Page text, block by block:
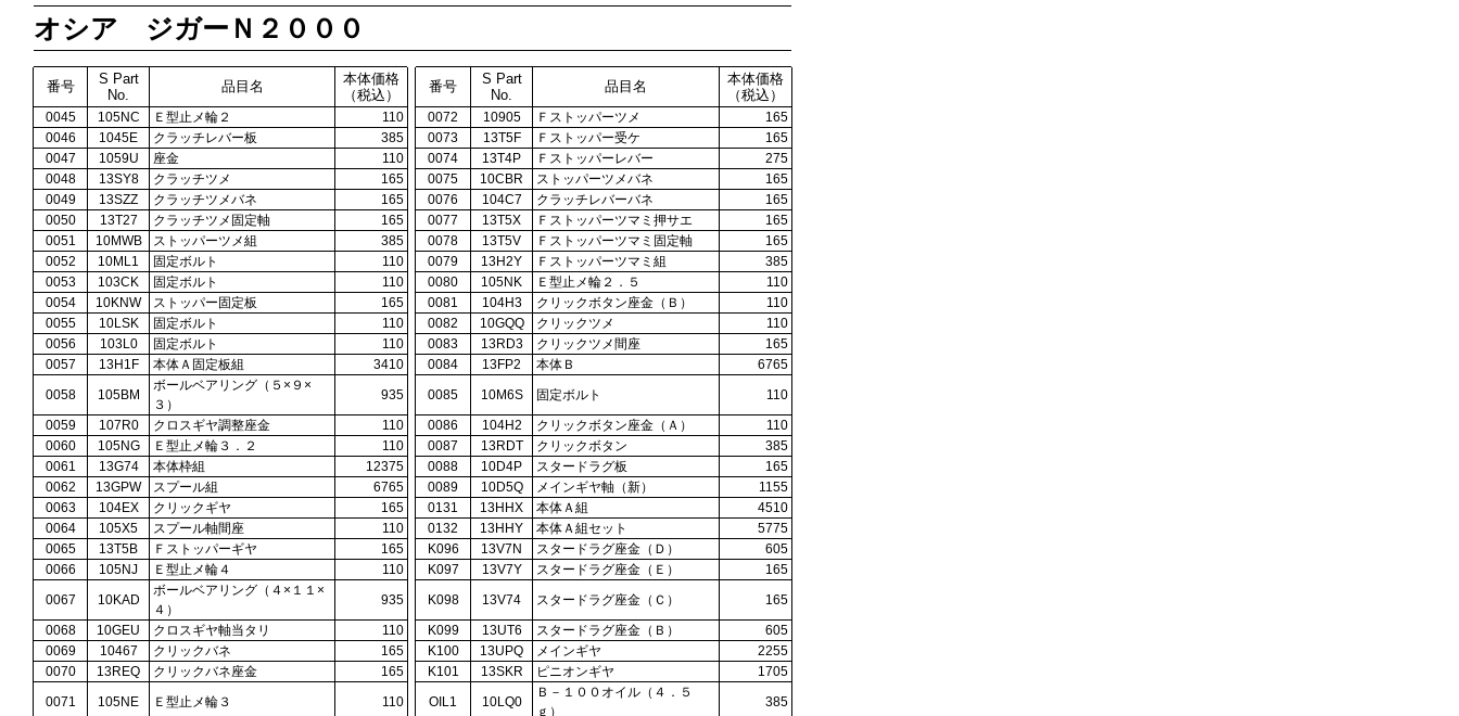
オシア ジガーＮ２０００
番号
S Part
No.
品目名
本体価格
（税込）
番号
S Part
No.
品目名
本体価格
（税込）
0045 105NC Ｅ型止メ輪２ 110 0072 10905 Ｆストッパーツメ
165
0046
1045E クラッチレバー板 385 0073 13T5F Ｆストッパー受ケ
165
0047
1059U 座金 110 0074 13T4P Ｆストッパーレバー
275
0048
13SY8 クラッチツメ 165 0075 10CBR ストッパーツメバネ
165
0049
13SZZ クラッチツメバネ 165 0076 104C7 クラッチレバーバネ
165
0050
13T27 クラッチツメ固定軸 165 0077 13T5X Ｆストッパーツマミ押サエ
165
0051
10MWB ストッパーツメ組 385 0078 13T5V Ｆストッパーツマミ固定軸
165
0052
10ML1 固定ボルト 110 0079 13H2Y Ｆストッパーツマミ組
385
0053
103CK 固定ボルト 110 0080 105NK Ｅ型止メ輪２．５
110
0054
10KNW ストッパー固定板 165 0081 104H3 クリックボタン座金（Ｂ）
110
0055
10LSK 固定ボルト 110 0082 10GQQ クリックツメ
110
0056
103L0 固定ボルト 110 0083 13RD3 クリックツメ間座
165
0057
13H1F 本体Ａ固定板組 3410 0084 13FP2 本体Ｂ
6765
0058
105BM
ボールベアリング（５×９×
３）
935 0085 10M6S 固定ボルト
110
0059
107R0 クロスギヤ調整座金 110 0086 104H2 クリックボタン座金（Ａ）
110
0060
105NG Ｅ型止メ輪３．２ 110 0087 13RDT クリックボタン
385
0061
13G74 本体枠組 12375 0088 10D4P スタードラグ板
165
0062
13GPW スプール組 6765 0089 10D5Q メインギヤ軸（新）
1155
0063
104EX クリックギヤ 165 0131 13HHX 本体Ａ組
4510
0064
105X5 スプール軸間座 110 0132 13HHY 本体Ａ組セット
5775
0065
13T5B Ｆストッパーギヤ 165 K096 13V7N スタードラグ座金（Ｄ）
605
0066
105NJ Ｅ型止メ輪４ 110 K097 13V7Y スタードラグ座金（Ｅ）
165
0067
10KAD
ボールベアリング（４×１１×
４）
935 K098 13V74 スタードラグ座金（Ｃ）
165
0068
10GEU クロスギヤ軸当タリ 110 K099 13UT6 スタードラグ座金（Ｂ）
605
0069
10467 クリックバネ 165 K100 13UPQ メインギヤ
2255
0070
13REQ クリックバネ座金 165 K101 13SKR ピニオンギヤ
1705
0071
105NE Ｅ型止メ輪３ 110 OIL1 10LQ0
Ｂ－１００オイル（４．５
ｇ）
385